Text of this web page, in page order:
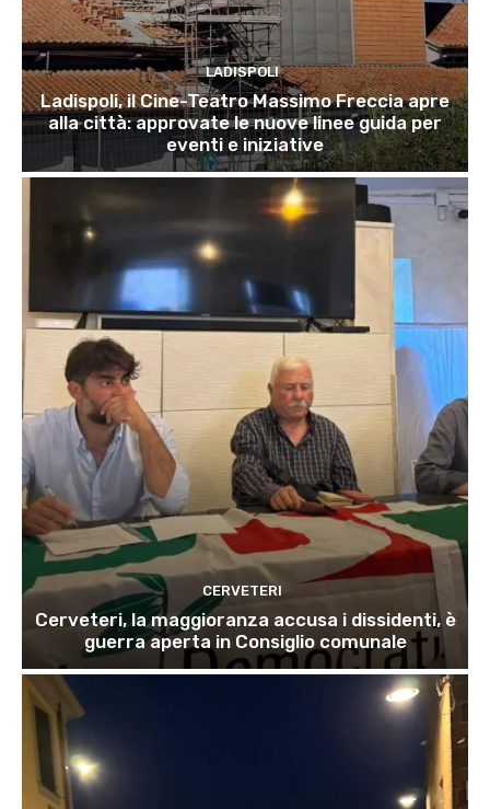
LADISPOLI
Ladispoli, il Cine-Teatro Massimo Freccia apre
alla città: approvate le nuove linee guida per
eventi e iniziative
CERVETERI
Cerveteri, la maggioranza accusa i dissidenti, è
guerra aperta in Consiglio comunale